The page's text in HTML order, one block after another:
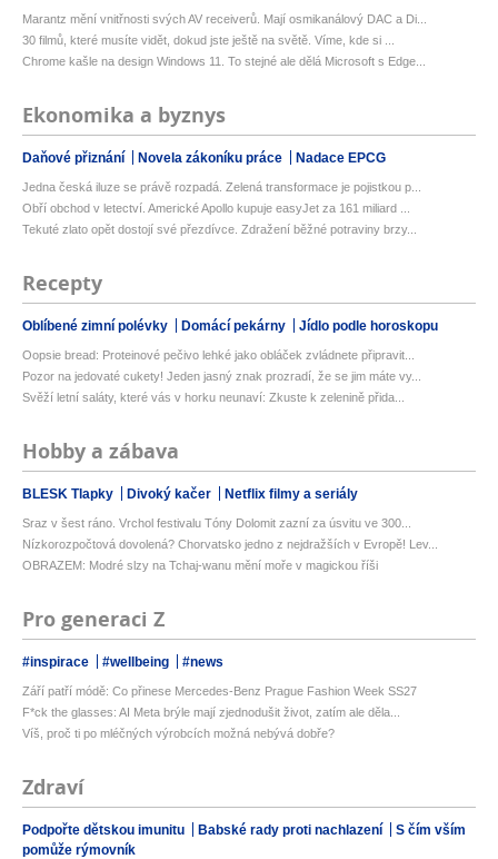
Marantz mění vnitřnosti svých AV receiverů. Mají osmikanálový DAC a Di...
30 filmů, které musíte vidět, dokud jste ještě na světě. Víme, kde si ...
Chrome kašle na design Windows 11. To stejné ale dělá Microsoft s Edge...
Ekonomika a byznys
Daňové přiznání Novela zákoníku práce Nadace EPCG
Jedna česká iluze se právě rozpadá. Zelená transformace je pojistkou p...
Obří obchod v letectví. Americké Apollo kupuje easyJet za 161 miliard ...
Tekuté zlato opět dostojí své přezdívce. Zdražení běžné potraviny brzy...
Recepty
Oblíbené zimní polévky Domácí pekárny Jídlo podle horoskopu
Oopsie bread: Proteinové pečivo lehké jako obláček zvládnete připravit...
Pozor na jedovaté cukety! Jeden jasný znak prozradí, že se jim máte vy...
Svěží letní saláty, které vás v horku neunaví: Zkuste k zelenině přida...
Hobby a zábava
BLESK Tlapky Divoký kačer Netflix filmy a seriály
Sraz v šest ráno. Vrchol festivalu Tóny Dolomit zazní za úsvitu ve 300...
Nízkorozpočtová dovolená? Chorvatsko jedno z nejdražších v Evropě! Lev...
OBRAZEM: Modré slzy na Tchaj-wanu mění moře v magickou říši
Pro generaci Z
#inspirace #wellbeing #news
Září patří módě: Co přinese Mercedes-Benz Prague Fashion Week SS27
F*ck the glasses: AI Meta brýle mají zjednodušit život, zatím ale děla...
Víš, proč ti po mléčných výrobcích možná nebývá dobře?
Zdraví
Podpořte dětskou imunitu Babské rady proti nachlazení
S čím vším
pomůže rýmovník